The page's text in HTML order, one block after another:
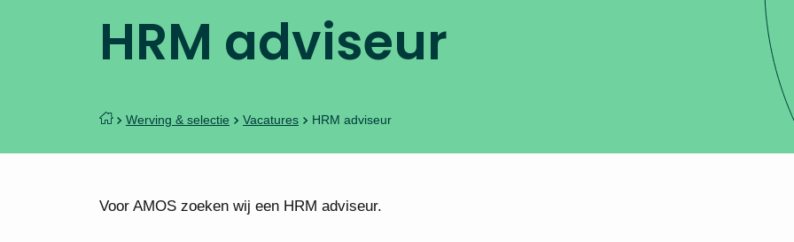
HRM adviseur
Werving & selectie Vacatures HRM adviseur
Voor AMOS zoeken wij een HRM adviseur.